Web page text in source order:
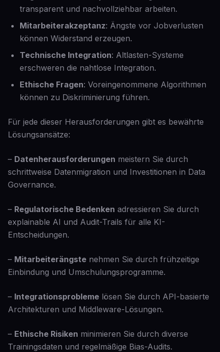
transparent und nachvollziehbar arbeiten.
Mitarbeiterakzeptanz: Ängste vor Jobverlusten
können Widerstand erzeugen.
Technische Integration: Altlasten-Systeme
erschweren die nahtlose Integration.
Ethische Fragen: Voreingenommene Algorithmen
können zu Diskriminierung führen.
Für jede dieser Herausforderungen gibt es bewährte
Lösungsansätze:
– Datenherausforderungen meistern Sie durch
schrittweise Datenmigration und Investitionen in Data
Governance.
– Regulatorische Bedenken adressieren Sie durch
explainable AI und Audit-Trails für alle KI-
Entscheidungen.
– Mitarbeiterängste nehmen Sie durch frühzeitige
Einbindung und Umschulungsprogramme.
– Integrationsprobleme lösen Sie durch API-basierte
Architekturen und Middleware-Lösungen.
– Ethische Risiken minimieren Sie durch diverse
Trainingsdaten und regelmäßige Bias-Audits.